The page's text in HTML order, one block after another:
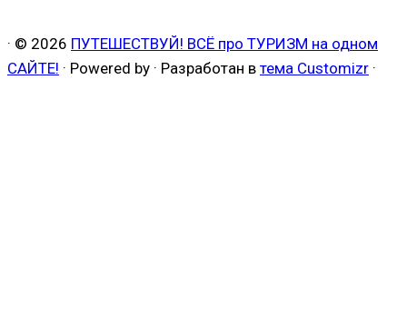
· © 2026 ПУТЕШЕСТВУЙ! ВСЁ про ТУРИЗМ на одном
САЙТЕ! · Powered by · Разработан в тема Customizr ·